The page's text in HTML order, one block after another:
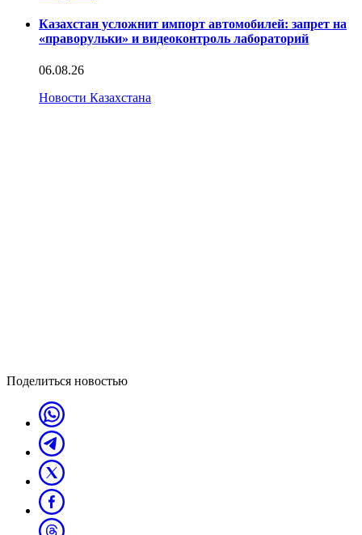
Казахстан усложнит импорт автомобилей: запрет на
«праворульки» и видеоконтроль лабораторий
06.08.26
Новости Казахстана
Поделиться новостью